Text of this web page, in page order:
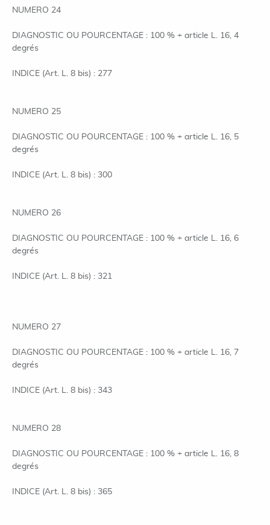
NUMERO 24
DIAGNOSTIC OU POURCENTAGE : 100 % + article L. 16, 4
degrés
INDICE (Art. L. 8 bis) : 277
NUMERO 25
DIAGNOSTIC OU POURCENTAGE : 100 % + article L. 16, 5
degrés
INDICE (Art. L. 8 bis) : 300
NUMERO 26
DIAGNOSTIC OU POURCENTAGE : 100 % + article L. 16, 6
degrés
INDICE (Art. L. 8 bis) : 321
NUMERO 27
DIAGNOSTIC OU POURCENTAGE : 100 % + article L. 16, 7
degrés
INDICE (Art. L. 8 bis) : 343
NUMERO 28
DIAGNOSTIC OU POURCENTAGE : 100 % + article L. 16, 8
degrés
INDICE (Art. L. 8 bis) : 365